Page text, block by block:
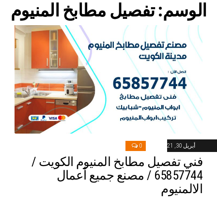
الوسم:تفصيل مطابخ المنيوم
أبريل 30, 2021 0
فني تفصيل مطابخ المنيوم الكويت /
65857744 / مصنع جميع أعمال
الالمنيوم